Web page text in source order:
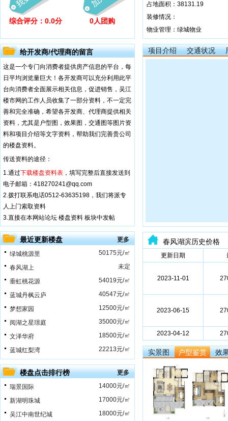
综合评分： 0.0分 0人团购
给开发商/代理商的留言
这是一个专门向消费者提供房产信息的平台，每
日平均浏览量巨大！各开发商可以充分利用此平
台向消费者全面展示相关信息，促进销售，吴江
楼市网的工作人员收集了一部分资料，不一定完
善和完全准确，希望各开发商、代理商提供相关
资料，尤其是户型图，效果图，交通图等图片资
料和项目介绍等文字资料，帮助我们完善贵公司
的楼盘资料。
传送资料的途径：
1.通过下载楼盘资料表 ，填写完整后直接发送到
电子邮箱：418270241@qq.com
2.拨打联系电话0512-63635198，我们将派专
人上门索取资料
3.直接在本网站论坛 楼盘资料 板块中发帖
最近更新楼盘
更多
绿城桃源里
50175元/㎡
春风湖上 未定
垂虹桃花源 54019元/㎡
蓝城丹枫云庐 40547元/㎡
梦想家园 12500元/㎡
阅湖之星璟庭 35000元/㎡
文泽华府 18500元/㎡
蓝城红梨湾 22213元/㎡
楼盘点击排行榜
更多
瑞景国际
14000元/㎡
新湖明珠城 17000元/㎡
吴江中南世纪城 18000元/㎡
占地面积：38131.19
装修情况：
物业管理：绿城物业
物业费用：3.03
项目介绍 交通状况
春风湖滨历史价格
更新日期
2023-11-01
2023-06-15
2023-04-12
实景图 户型鉴赏 效